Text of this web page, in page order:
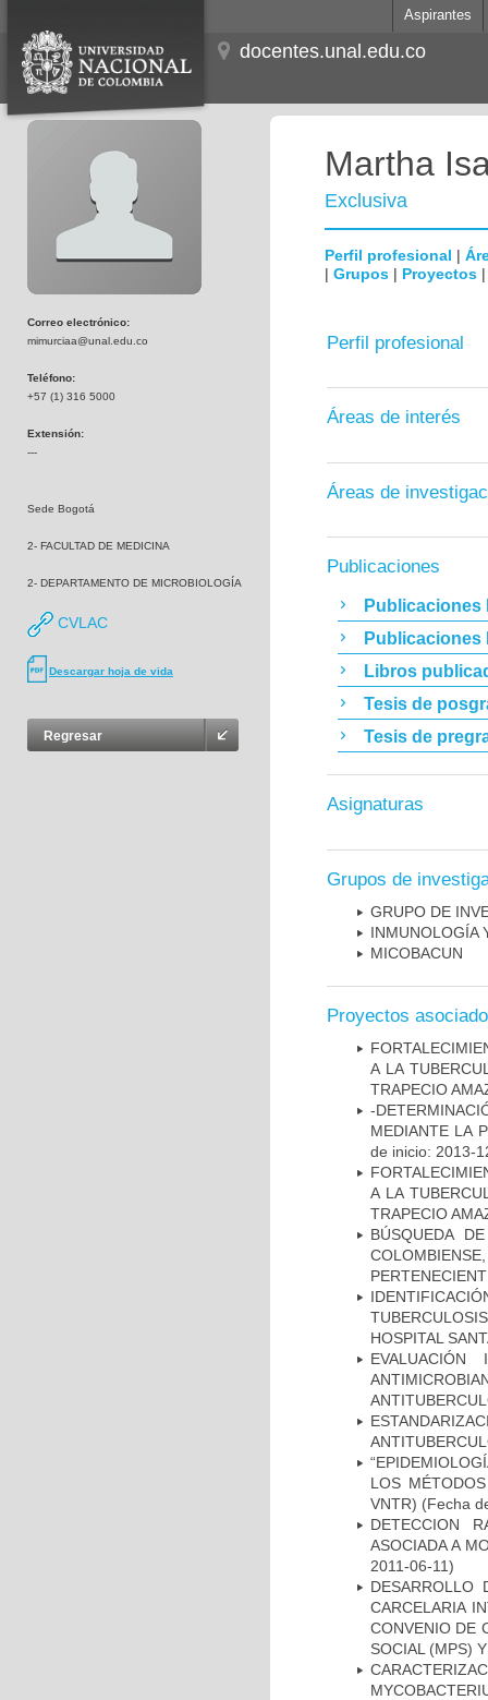
Aspirantes
docentes.unal.edu.co
Correo electrónico:
mimurciaa@unal.edu.co
Teléfono:
+57 (1) 316 5000
Extensión:
---
Sede Bogotá
2- FACULTAD DE MEDICINA
2- DEPARTAMENTO DE MICROBIOLOGÍA
CVLAC
Descargar hoja de vida
Regresar
Martha
Exclusiva
Perfil profesional |
| Grupos | Proyectos
Perfil profesional
Áreas de interés
Áreas de
Publicaciones
Publicaciones
Publicaciones
Libros
Tesis de
Tesis de
Asignaturas
Grupos de
GRUPO DE
INMUNOLOGÍA
MICOBAC­UN
Proyectos
A LA
TRAPECIO
-
MEDIANTE LA
de inicio: 2013-
A LA
TRAPECIO
BÚSQUEDA
HOSPITAL
LOS
VNTR) (Fecha
DETECCION
ASOCIADA A
2011-06-11)
CARCELARIA
CONVENIO DE
SOCIAL (MPS)